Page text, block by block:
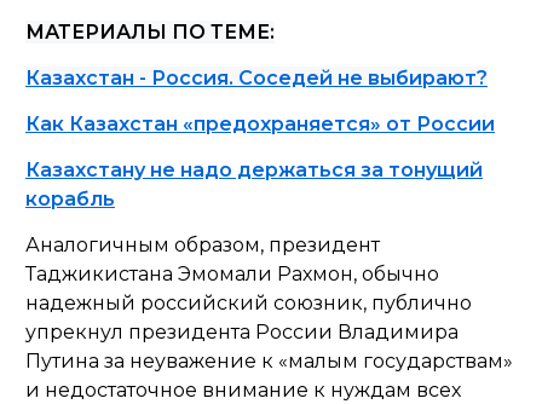
МАТЕРИАЛЫ ПО ТЕМЕ:
Казахстан - Россия. Соседей не выбирают?
Как Казахстан «предохраняется» от России
Казахстану не надо держаться за тонущий
корабль
Аналогичным образом, президент
Таджикистана Эмомали Рахмон, обычно
надежный российский союзник, публично
упрекнул президента России Владимира
Путина за неуважение к «малым государствам»
и недостаточное внимание к нуждам всех